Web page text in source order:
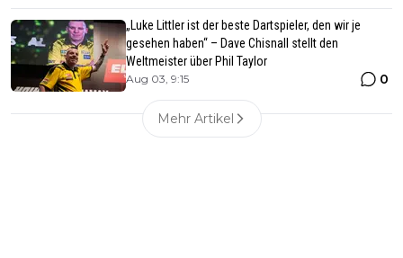
„Luke Littler ist der beste Dartspieler, den wir je
gesehen haben“ – Dave Chisnall stellt den
Weltmeister über Phil Taylor
Aug 03, 9:15 0
Mehr Artikel